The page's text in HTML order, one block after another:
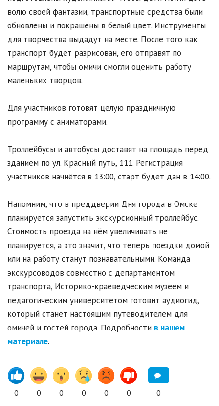
волю своей фантазии, транспортные средства были
обновлены и покрашены в белый цвет. Инструменты
для творчества выдадут на месте. После того как
транспорт будет разрисован, его отправят по
маршрутам, чтобы омичи смогли оценить работу
маленьких творцов.
Для участников готовят целую праздничную
программу с аниматорами.
Троллейбусы и автобусы доставят на площадь перед
зданием по ул. Красный путь, 111. Регистрация
участников начнётся в 13:00, старт будет дан в 14:00.
Напомним, что в преддверии Дня города в Омске
планируется запустить экскурсионный троллейбус.
Стоимость проезда на нём увеличивать не
планируется, а это значит, что теперь поездки домой
или на работу станут познавательными. Команда
экскурсоводов совместно с департаментом
транспорта, Историко-краеведческим музеем и
педагогическим университетом готовит аудиогид,
который станет настоящим путеводителем для
омичей и гостей города. Подробности в нашем
материале.
0 0 0 0 0 0 0